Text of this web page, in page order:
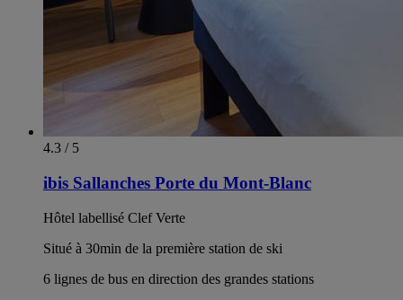
4.3 / 5
ibis Sallanches Porte du Mont-Blanc
Hôtel labellisé Clef Verte
Situé à 30min de la première station de ski
6 lignes de bus en direction des grandes stations